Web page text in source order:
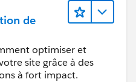
de
optimiser et
site grâce à des
à fort impact.